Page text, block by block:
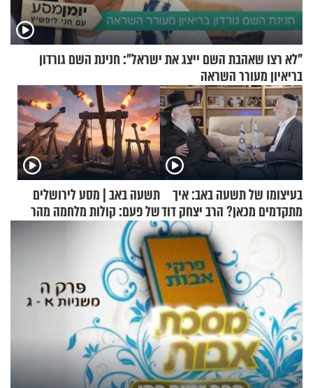
"לא רצו שאהבת השם ייצג את ישראל": חנינת השם גורדון
בריאיון מעורר השראה
בעיצומו של תשעה באב: איך
מתקדמים מכאן? הרב יצחק דוד
גרוסמן בשיחה מיוחדת
תשעה באב | מסע לירושלים
של פעם: קולות מלחמה מהר
הזיתים